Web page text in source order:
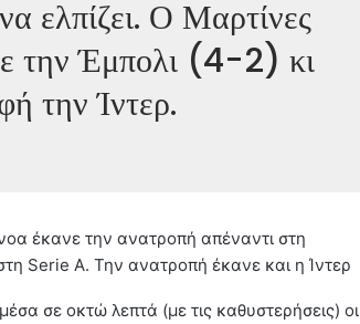
ελπίζει. Ο Μαρτίνες
την Έμπολι (4-2) κι
την Ίντερ.
έκανε την ανατροπή απέναντι στη
Serie A. Την ανατροπή έκανε και η Ίντερ
σε οκτώ λεπτά (με τις καθυστερήσεις) οι